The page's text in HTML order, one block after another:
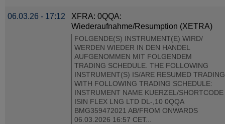
06.03.26 - 17:12
XFRA: 0QQA:
Wiederaufnahme/Resumption (XETRA)
FOLGENDE(S) INSTRUMENT(E) WIRD/
WERDEN WIEDER IN DEN HANDEL
AUFGENOMMEN MIT FOLGENDEM
TRADING SCHEDULE. THE FOLLOWING
INSTRUMENT(S) IS/ARE RESUMED TRADING
WITH FOLLOWING TRADING SCHEDULE:
INSTRUMENT NAME KUERZEL/SHORTCODE
ISIN FLEX LNG LTD DL-,10 0QQA
BMG359472021 AB/FROM ONWARDS
06.03.2026 16:57 CET...